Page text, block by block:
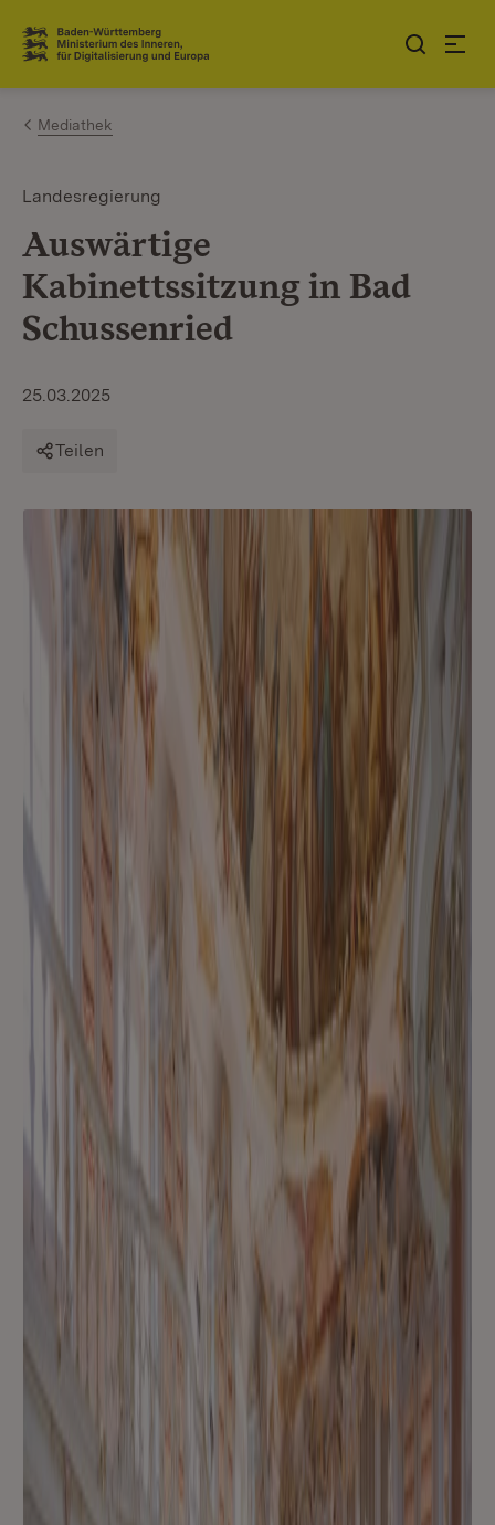
Zum Inhalt springen
Link zur Startseite
Mediathek
Landesregierung
Auswärtige
Kabinettssitzung in Bad
Schussenried
25.03.2025
Teilen